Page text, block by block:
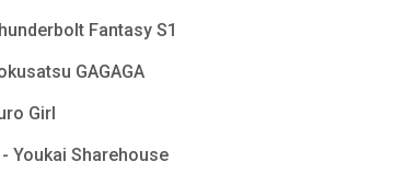
Fantasy S1
GAGAGA
Girl
Youkai Sharehouse